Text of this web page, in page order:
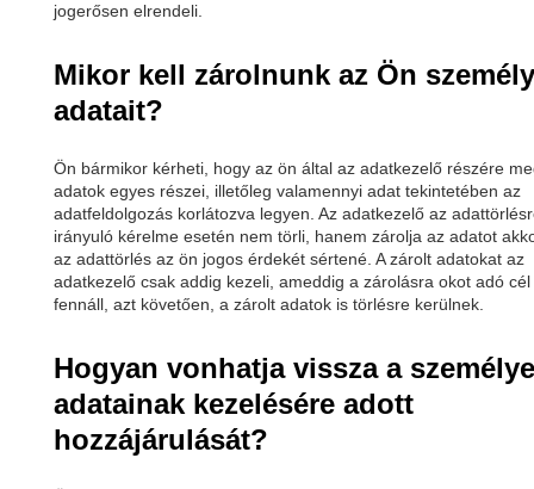
jogerősen elrendeli.
Mikor kell zárolnunk az Ön
adatait?
Ön bármikor kérheti, hogy az ön által az adatkezelő részére
adatok egyes részei, illetőleg valamennyi adat tekintetében az
adatfeldolgozás korlátozva legyen. Az adatkezelő az
irányuló kérelme esetén nem törli, hanem zárolja az adatot
az adattörlés az ön jogos érdekét sértené. A zárolt adatokat az
adatkezelő csak addig kezeli, ameddig a zárolásra okot adó cél
fennáll, azt követően, a zárolt adatok is törlésre kerülnek.
Hogyan vonhatja vissza a
adatainak kezelésére adott
hozzájárulását?